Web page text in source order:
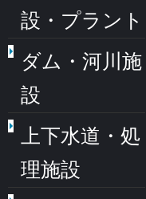
設・プラント
ダム・河川施
設
上下水道・処
理施設